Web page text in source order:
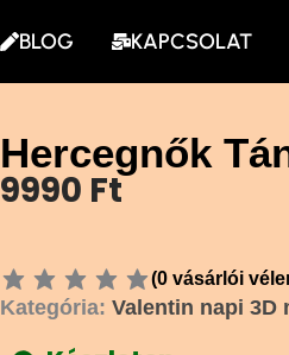
BLOG KAPCSOLAT
Hercegnők
9990 Ft
(0 vásárlói
Kategória: Valentin napi 3D